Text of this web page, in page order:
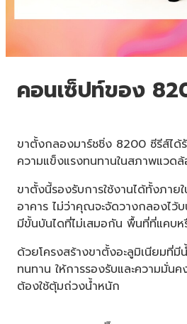
คอนเซ็ปท์ของ
ขาตั้งกลองมาร์ชชิ่ง 8200 ซีรีส์ได้
ความแข็งแรงทนทานในสภาพแวด
ขาตั้งนี้รองรับการใช้งานได้ทั้งภาย
อาคาร ไม่ว่าคุณจะจัดวางกลองไ
มีขั้นบันไดที่ไม่เสมอกัน พื้นที่ที่แคบ
ด้วยโครงสร้างขาตั้งอะลูมิเนียมที่มี
ทนทาน ให้การรองรับและความมั่นค
ต้องใช้ตุ้มถ่วงน้ำหนัก